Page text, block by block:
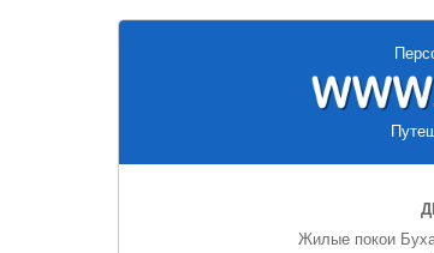
Жилые покои